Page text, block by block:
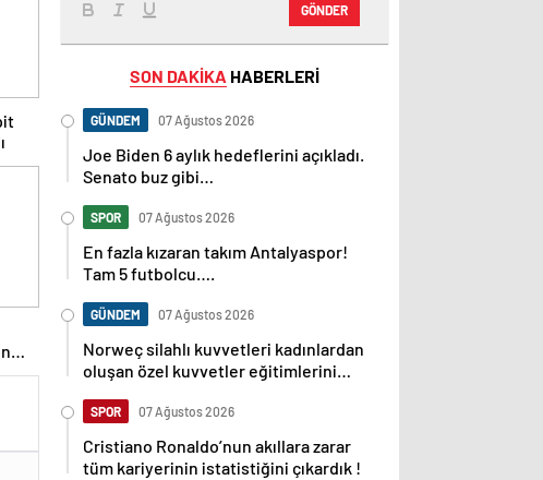
GÖNDER
SON DAKİKA HABERLERİ
GÜNDEM 07 Ağustos 2026
Joe Biden 6 aylık hedeflerini açıkladı.
Senato buz gibi…
SPOR 07 Ağustos 2026
En fazla kızaran takım Antalyaspor!
Tam 5 futbolcu….
GÜNDEM 07 Ağustos 2026
Norweç silahlı kuvvetleri kadınlardan
oluşan özel kuvvetler eğitimlerini
SPOR 07 Ağustos 2026
Cristiano Ronaldo’nun akıllara zarar
tüm kariyerinin istatistiğini çıkardık !